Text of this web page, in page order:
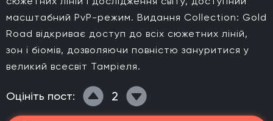
масштабний PvP-режим. Видання Collection: Gold
Road відкриває доступ до всіх сюжетних ліній,
зон і біомів, дозволяючи повністю зануритися у
великий всесвіт Тамріеля.
Оцініть пост: 2